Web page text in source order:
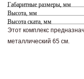
Габаритные размеры, мм
Высота, мм
Высота ската, мм
Этот комплекс
металлический 65 см.